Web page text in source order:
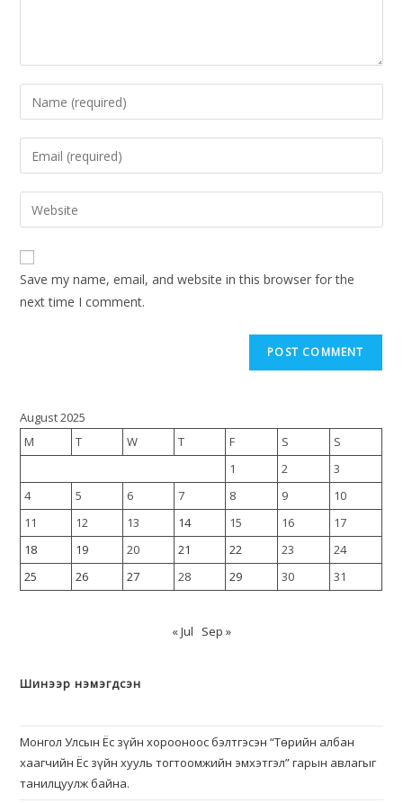
Save my name, email, and website in this browser for the
next time I comment.
August 2025
M
T W T F S
S
1
2
3
4
5 6 7 8 9
10
11
12 13 14 15 16
17
18
19 20 21 22 23
24
25
26 27 28 29 30 31
« Jul Sep »
Шинээр нэмэгдсэн
Монгол Улсын Ёс зүйн хорооноос бэлтгэсэн “Төрийн албан
хаагчийн Ёс зүйн хууль тогтоомжийн эмхэтгэл” гарын авлагыг
танилцуулж байна.